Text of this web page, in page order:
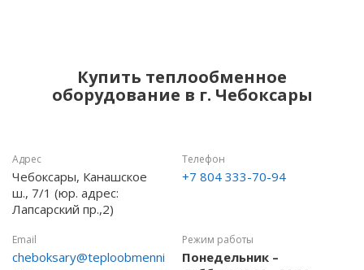
Купить теплообменное
оборудование в г. Чебоксары
Адрес
Чебоксары, Канашское
ш., 7/1 (юр. адрес:
Лапсарский пр.,2)
Телефон
+7 804 333-70-94
Email
cheboksary@teploobmenni
Режим работы
Понедельник –